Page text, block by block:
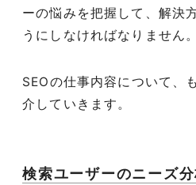
ーの悩みを把握して、解決
うにしなければなりません。
SEOの仕事内容について、
介していきます。
検索ユーザーのニーズ